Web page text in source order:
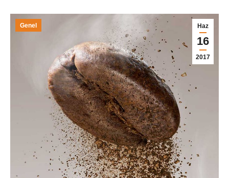
Haz
16
2017
Genel